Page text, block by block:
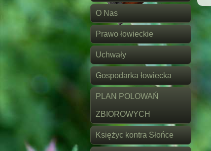
O Nas
Prawo łowieckie
Uchwały
Gospodarka łowiecka
PLAN POLOWAŃ
ZBIOROWYCH
Księżyc kontra Słońce